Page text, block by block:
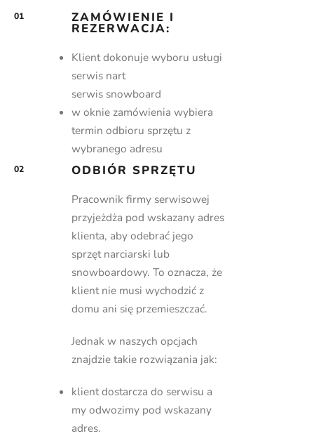
01 ZAMÓWIENIE I
REZERWACJA:
Klient dokonuje wyboru usługi
serwis nart
serwis snowboard
w oknie zamówienia wybiera
termin odbioru sprzętu z
wybranego adresu
02 ODBIÓR SPRZĘTU
Pracownik firmy serwisowej
przyjeżdża pod wskazany adres
klienta, aby odebrać jego
sprzęt narciarski lub
snowboardowy. To oznacza, że
klient nie musi wychodzić z
domu ani się przemieszczać.
Jednak w naszych opcjach
znajdzie takie rozwiązania jak:
klient dostarcza do serwisu a
my odwozimy pod wskazany
adres.